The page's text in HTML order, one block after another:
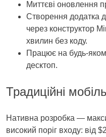
Миттєві оновлення
Створення додатка
через конструктор
хвилин без коду.
Працює на
десктоп.
Традиційні
Нативна розробка —
високий поріг входу: від